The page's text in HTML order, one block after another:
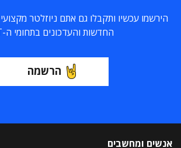
הירשמו עכשיו ותקבלו גם אתם ניוזלטר
החדשות והעדכונים בתחומי ה-ICT
הרשמה
אנשים ומחשבים